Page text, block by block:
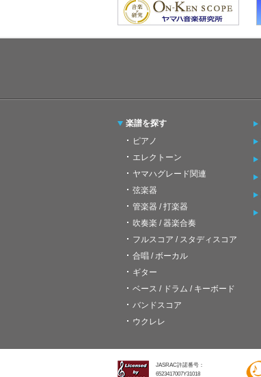
楽譜を探す
ピアノ
エレクトーン
ヤマハグレード関連
弦楽器
管楽器 / 打楽器
吹奏楽 / 器楽合奏
フルスコア / スタディスコア
合唱 / ボーカル
ギター
ベース / ドラム / キーボード
バンドスコア
ウクレレ
JASRAC許諾番号：
6523417007Y31018